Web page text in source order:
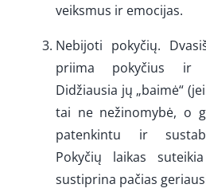
veiksmus ir emocijas.
Nebijoti pokyčių.
priima pokyčius ir
Didžiausia jų „baimė“
tai ne nežinomybė, o
patenkintu ir
Pokyčių laikas
sustiprina pačias